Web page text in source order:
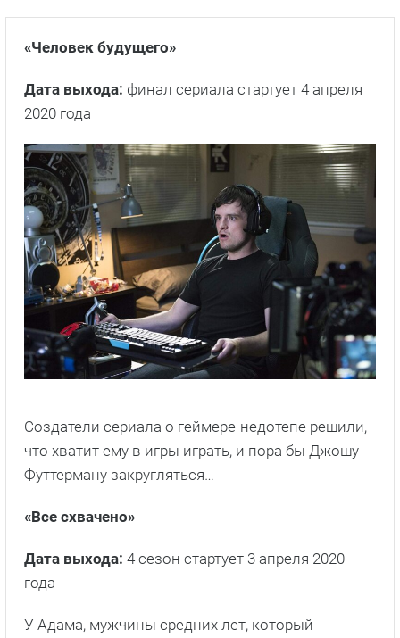
«Человек будущего»
Дата выхода: финал сериала стартует 4 апреля
2020 года
Создатели сериала о геймере-недотепе решили,
что хватит ему в игры играть, и пора бы Джошу
Футтерману закругляться…
«Все схвачено»
Дата выхода: 4 сезон стартует 3 апреля 2020
года
У Адама, мужчины средних лет, который